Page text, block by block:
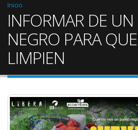
Inicio
INFORMAR DE
NEGRO PARA
LIMPIEN